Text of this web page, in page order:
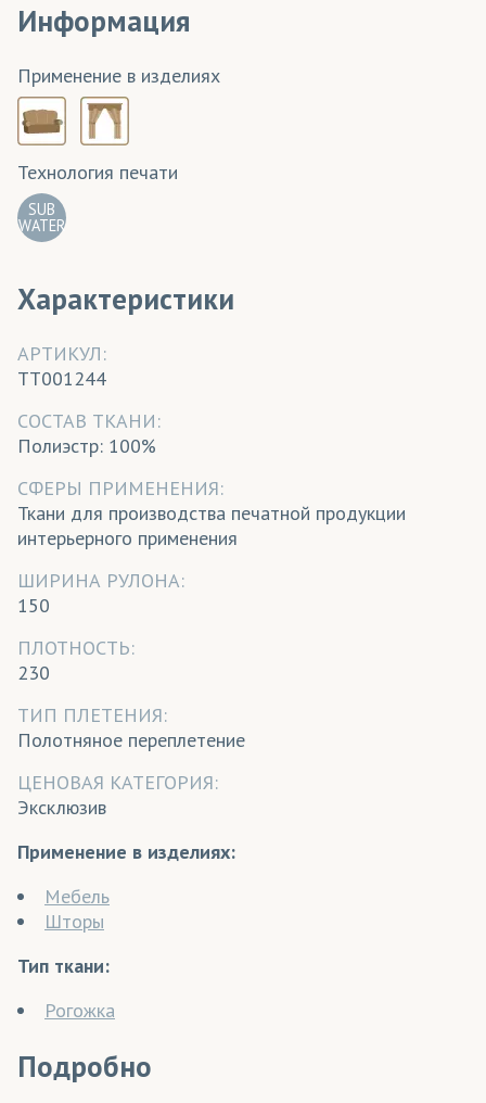
Информация
Применение в изделиях
Технология печати
SUB
WATER
Характеристики
АРТИКУЛ:
TT001244
CОСТАВ ТКАНИ:
Полиэстр: 100%
СФЕРЫ ПРИМЕНЕНИЯ:
Ткани для производства печатной продукции
интерьерного применения
ШИРИНА РУЛОНА:
150
ПЛОТНОСТЬ:
230
ТИП ПЛЕТЕНИЯ:
Полотняное переплетение
ЦЕНОВАЯ КАТЕГОРИЯ:
Эксклюзив
Применение в изделиях:
Мебель
Шторы
Тип ткани:
Рогожка
Подробно